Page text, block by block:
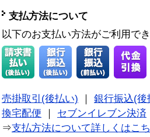
支払方法について
以下のお支払い方法がご利用で
売掛取引(後払い) ｜ 銀行振込(後
換宅配便 ｜ セブンイレブン決済
⇒支払方法について詳しくはこ